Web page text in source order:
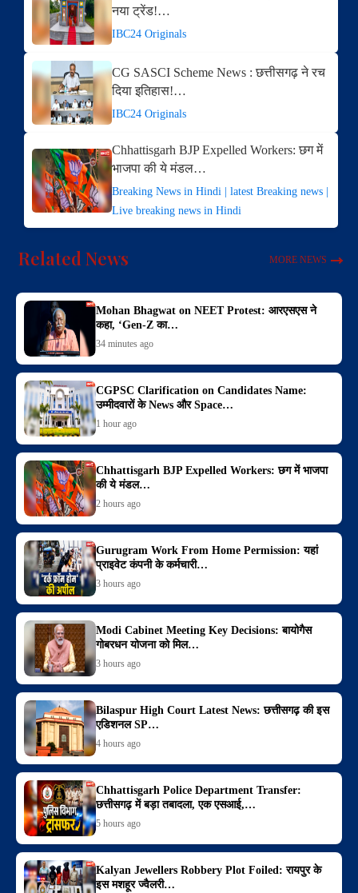
नया ट्रेंड!…
IBC24 Originals
CG SASCI Scheme News : छत्तीसगढ़ ने रच
दिया इतिहास!…
IBC24 Originals
Chhattisgarh BJP Expelled Workers: छग में
भाजपा की ये मंडल…
Breaking News in Hindi | latest Breaking news |
Live breaking news in Hindi
Related News MORE NEWS
Mohan Bhagwat on NEET Protest: आरएसएस ने
कहा, ‘Gen-Z का…
34 minutes ago
CGPSC Clarification on Candidates Name:
उम्मीदवारों के News और Space…
1 hour ago
Chhattisgarh BJP Expelled Workers: छग में भाजपा
की ये मंडल…
2 hours ago
Gurugram Work From Home Permission: यहां
प्राइवेट कंपनी के कर्मचारी…
3 hours ago
Modi Cabinet Meeting Key Decisions: बायोगैस
गोबरधन योजना को मिल…
3 hours ago
Bilaspur High Court Latest News: छत्तीसगढ़ की इस
एडिशनल SP…
4 hours ago
Chhattisgarh Police Department Transfer:
छत्तीसगढ़ में बड़ा तबादला, एक एसआई,…
5 hours ago
Kalyan Jewellers Robbery Plot Foiled: रायपुर के
इस मशहूर ज्वैलरी…